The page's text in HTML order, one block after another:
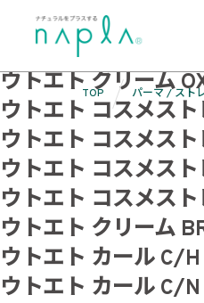
カテゴリ:
ウトエト ストレート
ウトエト クリーム
ウトエト コスメスト
ウトエト コスメスト
ウトエト コスメス
ウトエト コスメスト
ウトエト クリーム
ウトエト カール C/H
ウトエト カール C/N
TOP パーマ / スト